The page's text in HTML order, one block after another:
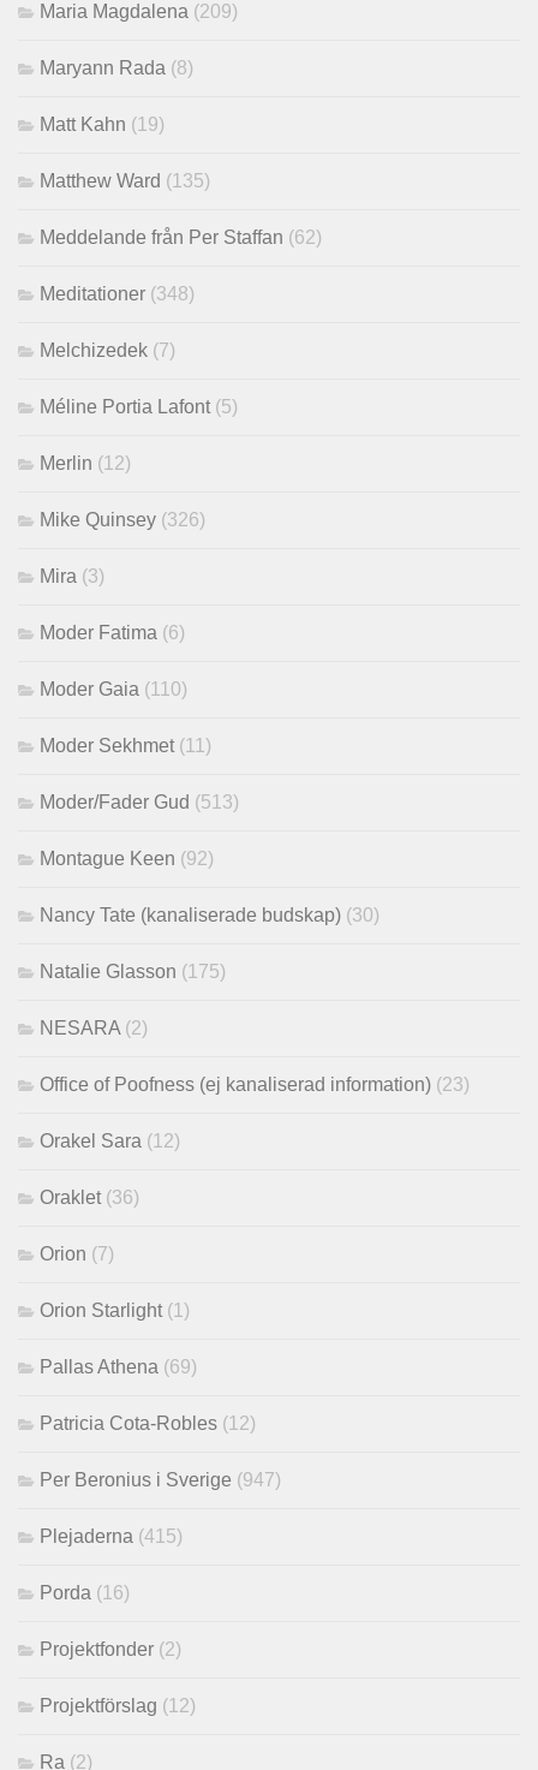
Maria Magdalena (209)
Maryann Rada (8)
Matt Kahn (19)
Matthew Ward (135)
Meddelande från Per Staffan (62)
Meditationer (348)
Melchizedek (7)
Méline Portia Lafont (5)
Merlin (12)
Mike Quinsey (326)
Mira (3)
Moder Fatima (6)
Moder Gaia (110)
Moder Sekhmet (11)
Moder/Fader Gud (513)
Montague Keen (92)
Nancy Tate (kanaliserade budskap) (30)
Natalie Glasson (175)
NESARA (2)
Office of Poofness (ej kanaliserad information) (23)
Orakel Sara (12)
Oraklet (36)
Orion (7)
Orion Starlight (1)
Pallas Athena (69)
Patricia Cota-Robles (12)
Per Beronius i Sverige (947)
Plejaderna (415)
Porda (16)
Projektfonder (2)
Projektförslag (12)
Ra (2)